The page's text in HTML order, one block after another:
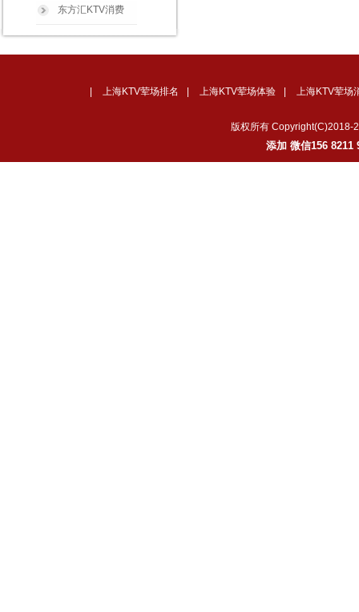
东方汇KTV消费
上海KTV荤场排名 上海KTV荤场体验 上海KTV荤场
版权所有 Copyright(C)2018-
添加 微信156 8211